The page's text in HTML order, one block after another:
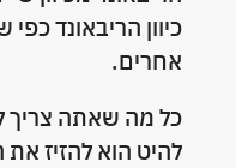
כיוון הריבאונד
אחרים.
כל מה שאתה צריך
להיט הוא להזיז